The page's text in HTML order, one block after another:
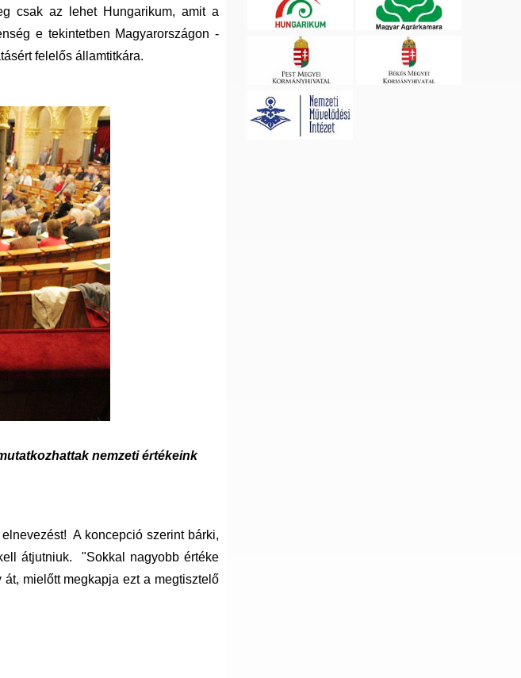
csak az lehet Hungarikum, amit a
e tekintetben Magyarországon -
felelős államtitkára.
nemzeti értékeink
A koncepció szerint bárki,
átjutniuk. "Sokkal nagyobb értéke
mielőtt megkapja ezt a megtisztelő